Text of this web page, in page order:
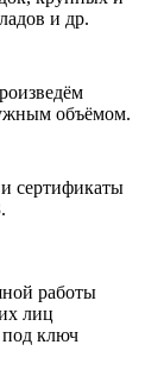
и др.
объёмом.
сертификаты
работы
лиц
ключ